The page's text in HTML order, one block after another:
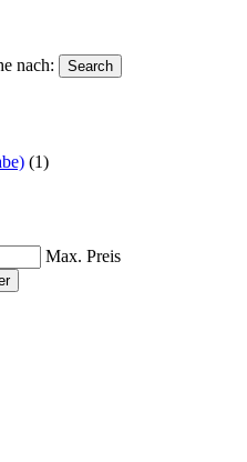
nach: Search
(1)
Max. Preis